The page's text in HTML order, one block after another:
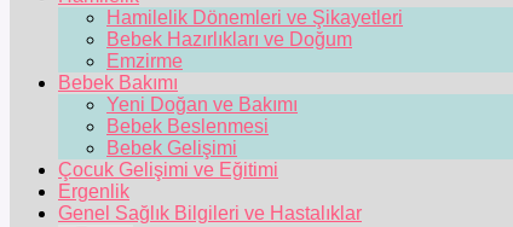
Hamilelik Dönemleri ve Şikayetleri
Bebek Hazırlıkları ve Doğum
Emzirme
Bebek Bakımı
Yeni Doğan ve Bakımı
Bebek Beslenmesi
Bebek Gelişimi
Çocuk Gelişimi ve Eğitimi
Ergenlik
Genel Sağlık Bilgileri ve Hastalıklar